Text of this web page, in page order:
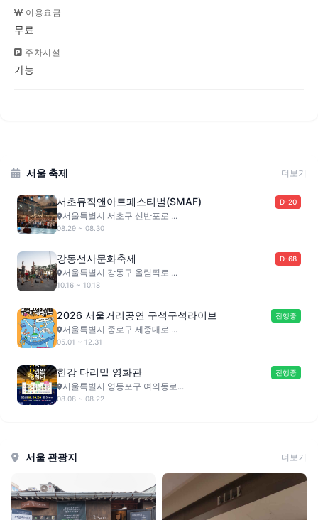
이용요금
무료
주차시설
가능
서울 축제 더보기
서초뮤직앤아트페스티벌(SMAF) D-20
서울특별시 서초구 신반포로 ...
08.29 ~ 08.30
강동선사문화축제 D-68
서울특별시 강동구 올림픽로 ...
10.16 ~ 10.18
2026 서울거리공연 구석구석라이브 진행중
서울특별시 종로구 세종대로 ...
05.01 ~ 12.31
한강 다리밑 영화관 진행중
서울특별시 영등포구 여의동로...
08.08 ~ 08.22
서울 관광지 더보기